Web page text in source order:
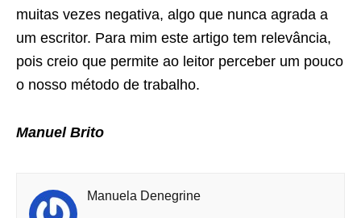
muitas vezes negativa, algo que nunca agrada a
um escritor. Para mim este artigo tem relevância,
pois creio que permite ao leitor perceber um pouco
o nosso método de trabalho.
Manuel Brito
Manuela Denegrine